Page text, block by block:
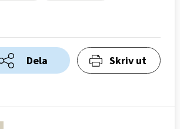
Dela Skriv ut